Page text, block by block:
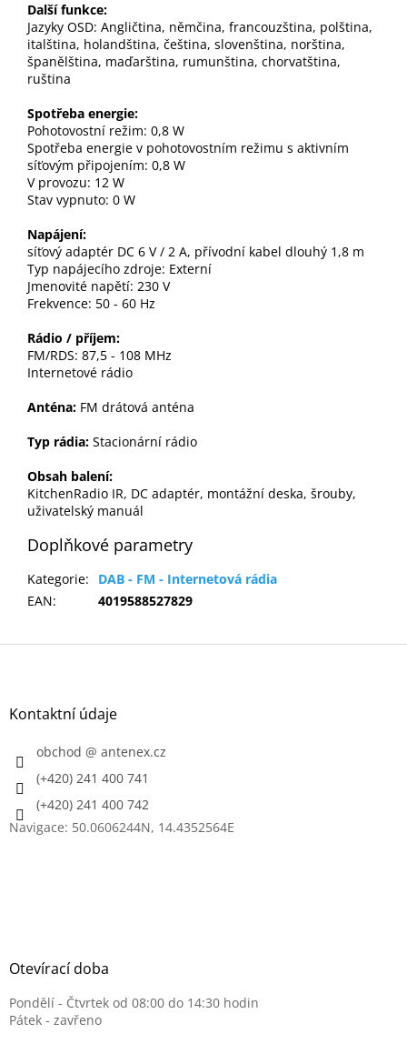
Další funkce:
Jazyky OSD: Angličtina, němčina, francouzština, polština,
italština, holandština, čeština, slovenština, norština,
španělština, maďarština, rumunština, chorvatština,
ruština
Spotřeba energie:
Pohotovostní režim: 0,8 W
Spotřeba energie v pohotovostním režimu s aktivním
síťovým připojením: 0,8 W
V provozu: 12 W
Stav vypnuto: 0 W
Napájení:
síťový adaptér DC 6 V / 2 A, přívodní kabel dlouhý 1,8 m
Typ napájecího zdroje: Externí
Jmenovité napětí: 230 V
Frekvence: 50 - 60 Hz
Rádio / příjem:
FM/RDS: 87,5 - 108 MHz
Internetové rádio
Anténa: FM drátová anténa
Typ rádia: Stacionární rádio
Obsah balení:
KitchenRadio IR, DC adaptér, montážní deska, šrouby,
uživatelský manuál
Doplňkové parametry
Kategorie:
DAB - FM - Internetová rádia
EAN: 4019588527829
Z
Kontaktní údaje
obchod @ antenex.cz
(+420) 241 400 741
(+420) 241 400 742
Navigace: 50.0606244N, 14.4352564E
Otevírací doba
Pondělí - Čtvrtek od 08:00 do 14:30 hodin
Pátek - zavřeno